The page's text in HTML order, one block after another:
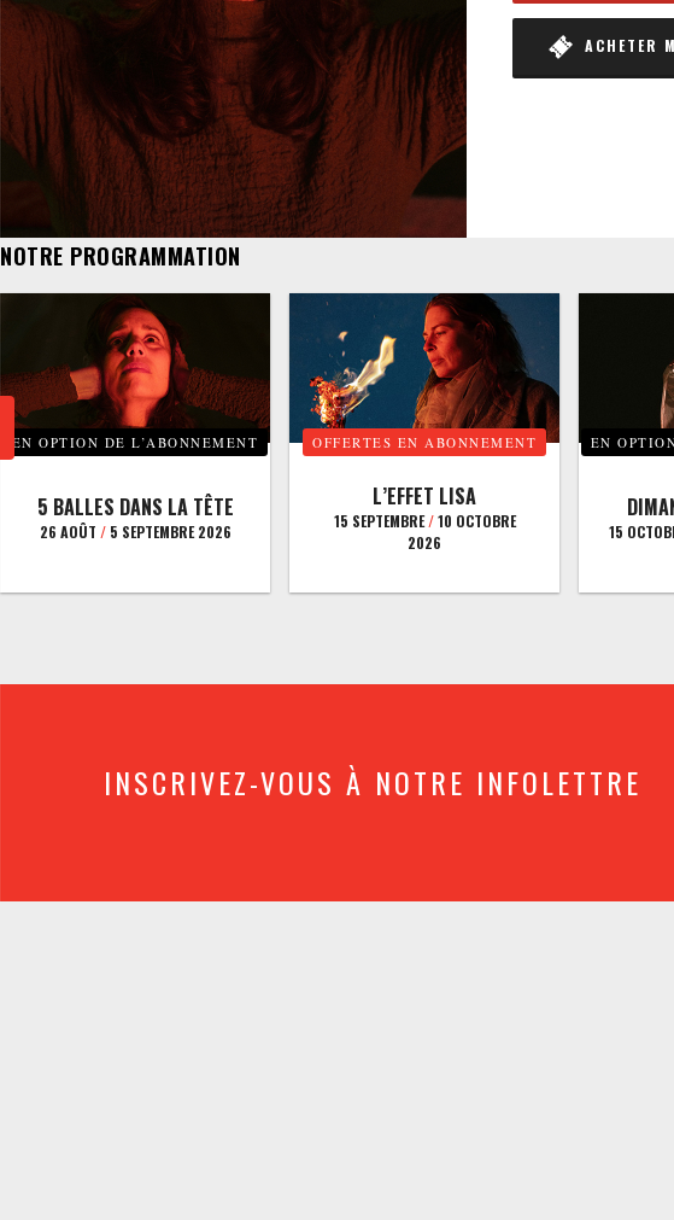
ACHETER
NOTRE PROGRAMMATION
EN OPTION DE L’ABONNEMENT
5 BALLES DANS LA TÊTE
26 AOÛT /5 SEPTEMBRE 2026
OFFERTES EN ABONNEMENT
L’EFFET LISA
15 SEPTEMBRE/10 OCTOBRE
2026
EN
15
INSCRIVEZ-VOUS À NOTRE INFOLETTRE